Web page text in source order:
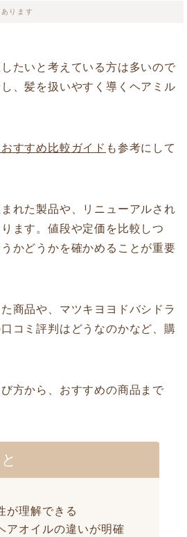
ります
たいと考えている方は多いので
、髪を扱いやすく導くヘアミル
すすめ比較ガイド も参考にして
れた製品や、リニューアルされ
ます。値段や定価を比較しつ
かどうかを確かめることが重要
商品や、マツキヨヨドバシドラ
コミ評判はどうなのかなど、購
方から、おすすめの商品まで
が理解できる
アオイルの違いが明確